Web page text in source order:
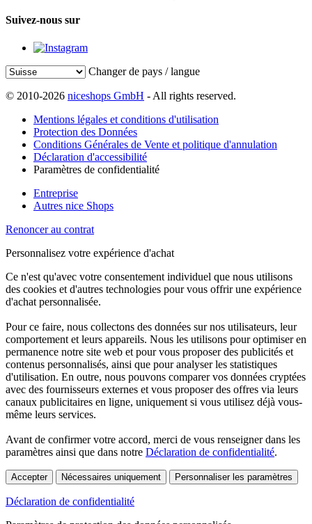
Suivez-nous sur
Changer de pays / langue
© 2010-2026 niceshops GmbH - All rights reserved.
Mentions légales et conditions d'utilisation
Protection des Données
Conditions Générales de Vente et politique d'annulation
Déclaration d'accessibilité
Paramètres de confidentialité
Entreprise
Autres nice Shops
Renoncer au contrat
Personnalisez votre expérience d'achat
Ce n'est qu'avec votre consentement individuel que nous utilisons
des cookies et d'autres technologies pour vous offrir une expérience
d'achat personnalisée.
Pour ce faire, nous collectons des données sur nos utilisateurs, leur
comportement et leurs appareils. Nous les utilisons pour optimiser en
permanence notre site web et pour vous proposer des publicités et
contenus personnalisés, ainsi que pour analyser les statistiques
d'utilisation. En outre, nous pouvons comparer vos données cryptées
avec des fournisseurs externes et vous proposer des offres via leurs
canaux publicitaires en ligne, uniquement si vous utilisez déjà vous-
même leurs services.
Avant de confirmer votre accord, merci de vous renseigner dans les
paramètres ainsi que dans notre Déclaration de confidentialité.
Accepter Nécessaires uniquement Personnaliser les paramètres
Déclaration de confidentialité